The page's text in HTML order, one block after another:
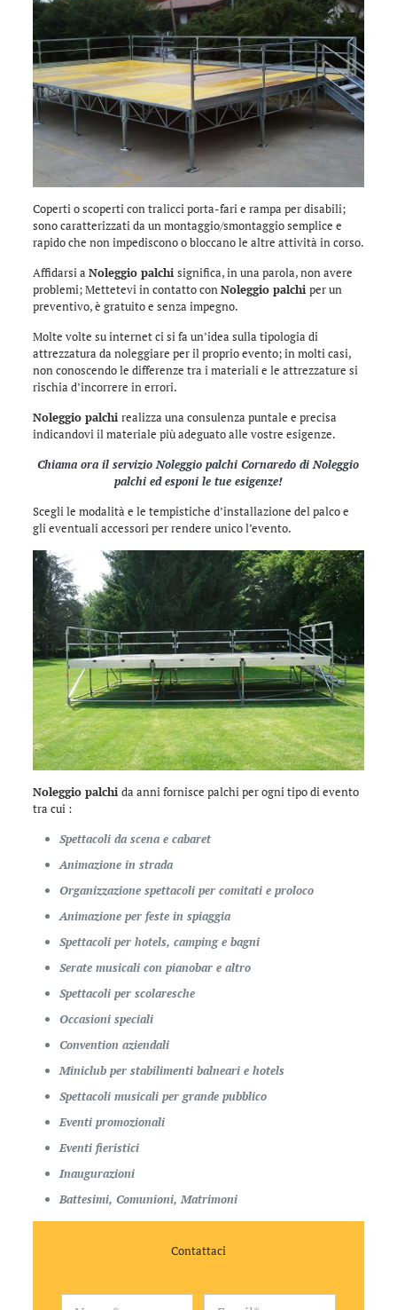
Coperti o scoperti con tralicci porta-fari e rampa per disabili;
sono caratterizzati da un montaggio/smontaggio semplice e
rapido che non impediscono o bloccano le altre attività in corso.
Affidarsi a Noleggio palchi significa, in una parola, non avere
problemi; Mettetevi in contatto conNoleggio palchi per un
preventivo, è gratuito e senza impegno.
Molte volte su internet ci si fa un’idea sulla tipologia di
attrezzatura da noleggiare per il proprio evento; in molti casi,
non conoscendo le differenze tra i materiali e le attrezzature si
rischia d’incorrere in errori.
Noleggio palchi realizza una consulenza puntale e precisa
indicandovi il materiale più adeguato alle vostre esigenze.
Chiama ora il servizioNoleggio palchi CornaredodiNoleggio
palchi ed esponi le tue esigenze!
Scegli le modalità e le tempistiche d’installazione del palco e
gli eventuali accessori per rendere unico l’evento.
Noleggio palchi da anni fornisce palchi per ogni tipo di evento
tra cui :
Spettacoli da scena e cabaret
Animazione in strada
Organizzazione spettacoli per comitati e proloco
Animazione per feste in spiaggia
Spettacoli per hotels, camping e bagni
Serate musicali con pianobar e altro
Spettacoli per scolaresche
Occasioni speciali
Convention aziendali
Miniclub per stabilimenti balneari e hotels
Spettacoli musicali per grande pubblico
Eventi promozionali
Eventi fieristici
Inaugurazioni
Battesimi, Comunioni, Matrimoni
Contattaci
N
E